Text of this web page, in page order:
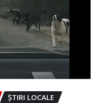
ȘTIRI LOCALE